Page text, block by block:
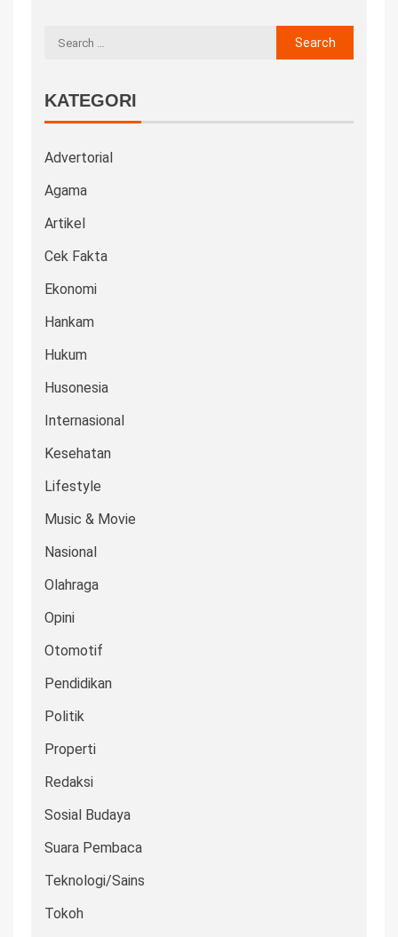
KATEGORI
Advertorial
Agama
Artikel
Cek Fakta
Ekonomi
Hankam
Hukum
Husonesia
Internasional
Kesehatan
Lifestyle
Music & Movie
Nasional
Olahraga
Opini
Otomotif
Pendidikan
Politik
Properti
Redaksi
Sosial Budaya
Suara Pembaca
Teknologi/Sains
Tokoh